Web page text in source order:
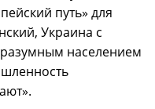
путь» для
Украина с
населением